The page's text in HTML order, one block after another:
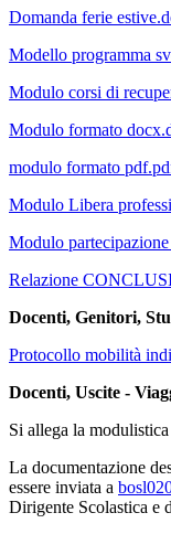
Domanda ferie
Modello programma
Modulo corsi di
Modulo formato
modulo formato
Modulo Libera
Modulo
Relazione
Docenti, Genitori,
Protocollo mobilità
Docenti, Uscite -
Si allega la
La documentazione
essere inviata a
Dirigente Scolastica e